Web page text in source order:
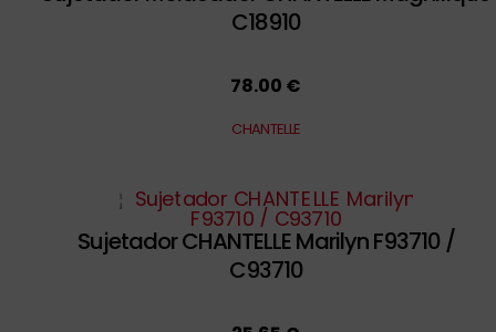
C18910
78.00 €
CHANTELLE
Sujetador CHANTELLE Marilyn F93710 /
C93710